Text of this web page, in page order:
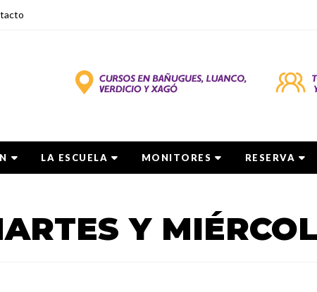
LA ESCUELA MONITORES RESERVA
Y